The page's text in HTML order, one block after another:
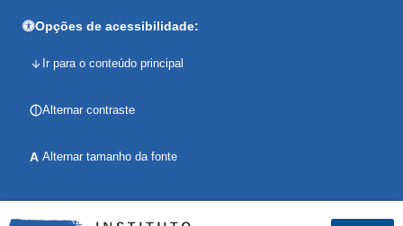
Opções de acessibilidade:
Ir para o conteúdo principal
Alternar contraste
A Alternar tamanho da fonte